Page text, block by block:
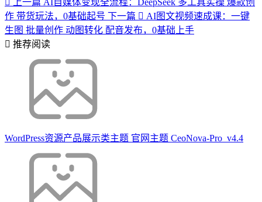
上一篇 AI自媒体变现全流程：DeepSeek 多工具实操 爆款创
作 带货玩法，0基础起号 下一篇
AI图文视频速成课：一键
生图 批量创作 动图转化 配音发布，0基础上手
推荐阅读
WordPress资源产品展示类主题 官网主题 CeoNova-Pro_v4.4